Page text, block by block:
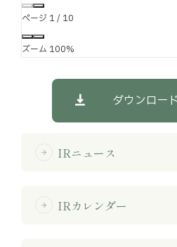
ページ 1/ 10
ズーム 100%
ダウンロー
arrow_forward IRニュース
arrow_forward IRカレンダー